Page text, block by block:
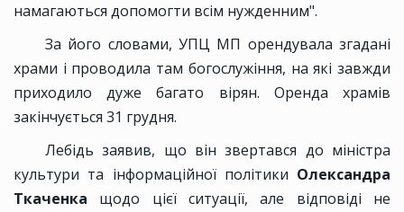
намагаються допомогти всім нужденним".
За його словами, УПЦ МП орендувала згадані
храми і проводила там богослужіння, на які завжди
приходило дуже багато вірян. Оренда храмів
закінчується 31 грудня.
Лебідь заявив, що він звертався до міністра
культури та інформаційної політики Олександра
Ткаченка щодо цієї ситуації, але відповіді не